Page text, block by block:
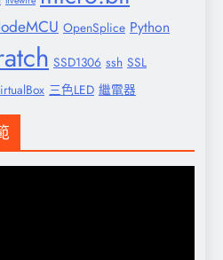
OpenSplice Python
SSD1306 ssh SSL
三色LED 繼電器